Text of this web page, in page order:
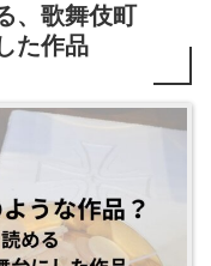
、歌舞伎町
た作品